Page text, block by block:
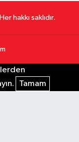
hakkı saklıdır.
Tamam